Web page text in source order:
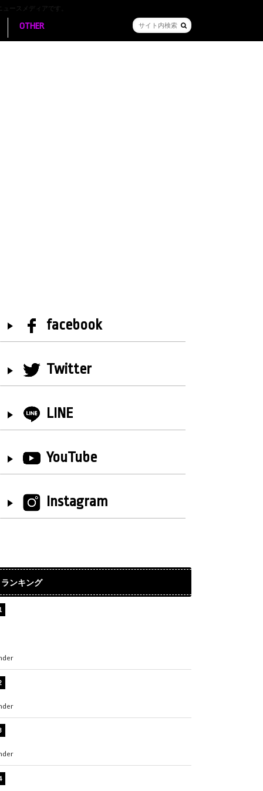
ースメディアです。
OTHER
facebook
Twitter
LINE
YouTube
Instagram
ランキング